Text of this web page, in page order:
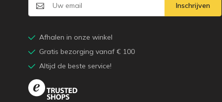
Inschrijven
Afhalen in onze winkel
Gratis bezorging vanaf € 100
Altijd de beste service!